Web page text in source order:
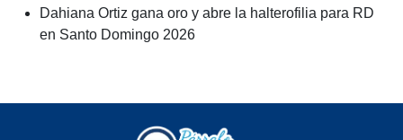
Dahiana Ortiz gana oro y abre la halterofilia para RD
en Santo Domingo 2026